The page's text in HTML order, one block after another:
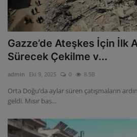
Gazze’de Ateşkes İçin İlk
Sürecek Çekilme v...
admin Eki 9, 2025 0 8.5B
Orta Doğu’da aylar süren çatışmaların
geldi. Mısır bas...